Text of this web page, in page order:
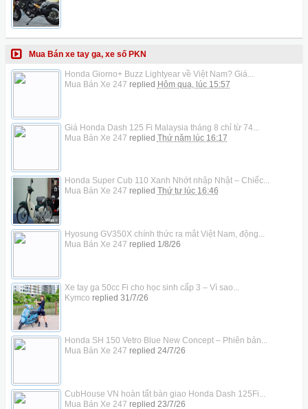
Mua Bán xe tay ga, xe số PKN
Honda Giorno+ Buzz Lightyear về Việt Nam? Giá...
Mua Bán Xe 247 replied Hôm qua, lúc 15:57
Giá Honda Dash 125 Fi Malaysia tháng 8 chỉ từ 74...
Mua Bán Xe 247 replied Thứ năm lúc 16:17
Honda Super Cub 110 Xanh Nhớt nhập Nhật – Chiếc...
Mua Bán Xe 247 replied Thứ tư lúc 16:46
Hyosung GV350X chính thức ra mắt Việt Nam, động...
Mua Bán Xe 247 replied 1/8/26
Xe tay ga 50cc Fi cho học sinh cấp 3 – Vì sao...
Kymco replied 31/7/26
Honda SH 150 Vetro Blue New Concept – Phiên bản...
Mua Bán Xe 247 replied 24/7/26
CubHouse VN hoàn tất bàn giao Honda Dash 125Fi...
Mua Bán Xe 247 replied 23/7/26